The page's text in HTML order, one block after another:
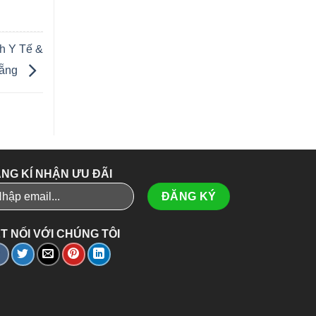
Y Tế &
KÍ NHẬN ƯU ĐÃI
NỐI VỚI CHÚNG TÔI